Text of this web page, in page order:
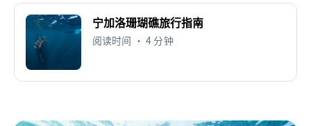
宁加洛珊瑚礁旅行指南
阅读时间 • 4 分钟